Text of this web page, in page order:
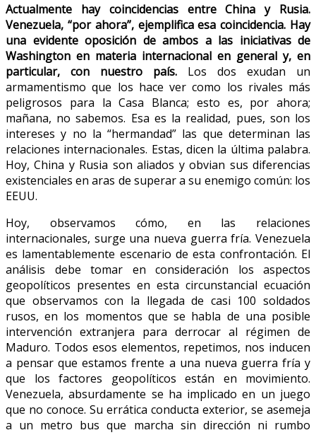
Actualmente hay coincidencias entre China y Rusia.
Venezuela, “por ahora”, ejemplifica esa coincidencia. Hay
una evidente oposición de ambos a las iniciativas de
Washington en materia internacional en general y, en
particular, con nuestro país. Los dos exudan un
armamentismo que los hace ver como los rivales más
peligrosos para la Casa Blanca; esto es, por ahora;
mañana, no sabemos. Esa es la realidad, pues, son los
intereses y no la “hermandad” las que determinan las
relaciones internacionales. Estas, dicen la última palabra.
Hoy, China y Rusia son aliados y obvian sus diferencias
existenciales en aras de superar a su enemigo común: los
EEUU.
Hoy, observamos cómo, en las relaciones
internacionales, surge una nueva guerra fría. Venezuela
es lamentablemente escenario de esta confrontación. El
análisis debe tomar en consideración los aspectos
geopolíticos presentes en esta circunstancial ecuación
que observamos con la llegada de casi 100 soldados
rusos, en los momentos que se habla de una posible
intervención extranjera para derrocar al régimen de
Maduro. Todos esos elementos, repetimos, nos inducen
a pensar que estamos frente a una nueva guerra fría y
que los factores geopolíticos están en movimiento.
Venezuela, absurdamente se ha implicado en un juego
que no conoce. Su errática conducta exterior, se asemeja
a un metro bus que marcha sin dirección ni rumbo